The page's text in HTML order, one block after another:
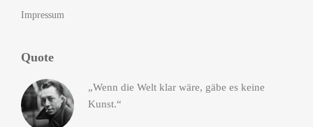
Impressum
Quote
„Wenn die Welt klar wäre, gäbe es keine
Kunst.“